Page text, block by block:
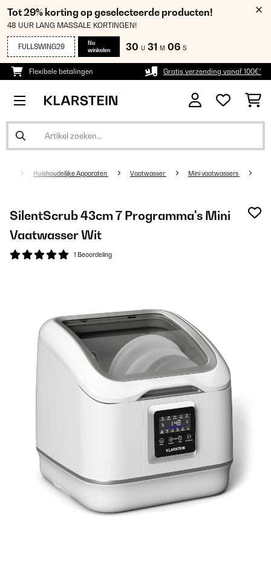
Tot 29% korting op geselecteerde producten!
48 UUR LANG MASSALE KORTINGEN!
FULLSWING29
Nu
winkelen
30 U 31 M 06 S
Flexibele betalingen Gratis verzending vanaf 100€*
Huishoudelijke Apparaten Vaatwasser Mini vaatwassers
SilentScrub 43cm 7 Programma's Mini
Vaatwasser​ Wit
1 Beoordeling